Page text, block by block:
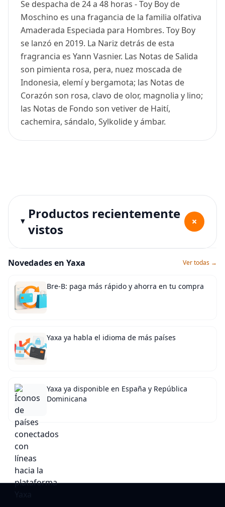
Se despacha de 24 a 48 horas - Toy Boy de
Moschino es una fragancia de la familia olfativa
Amaderada Especiada para Hombres. Toy Boy
se lanzó en 2019. La Nariz detrás de esta
fragrancia es Yann Vasnier. Las Notas de Salida
son pimienta rosa, pera, nuez moscada de
Indonesia, elemí y bergamota; las Notas de
Corazón son rosa, clavo de olor, magnolia y lino;
las Notas de Fondo son vetiver de Haití,
cachemira, sándalo, Sylkolide y ámbar.
Productos recientemente
vistos
+
Novedades en Yaxa Ver todas →
Bre-B: paga más rápido y ahorra en tu compra
Yaxa ya habla el idioma de más países
Yaxa ya disponible en España y República
Dominicana